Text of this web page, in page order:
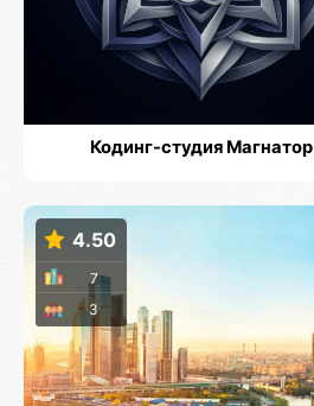
Кодинг-студия Магнатор
4.50
3
7